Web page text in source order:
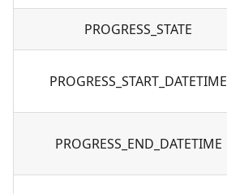
PROGRESS_STATE
PROGRESS_START_DATETIME
PROGRESS_END_DATETIME